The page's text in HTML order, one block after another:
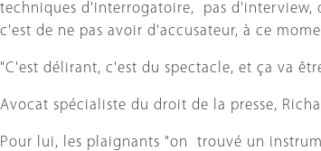
techniques d'interrogatoire, pas d'interview,
c'est de ne pas avoir d'accusateur, à ce
"C'est délirant, c'est du spectacle, et ça va
Avocat spécialiste du droit de la presse,
Pour lui, les plaignants "on trouvé un